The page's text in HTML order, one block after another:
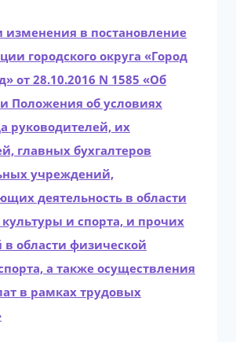
изменения в постановление
городского округа «Город
от 28.10.2016 N 1585 «Об
Положения об условиях
руководителей, их
главных бухгалтеров
учреждений,
деятельность в области
и спорта, и прочих
области физической
а также осуществления
в рамках трудовых